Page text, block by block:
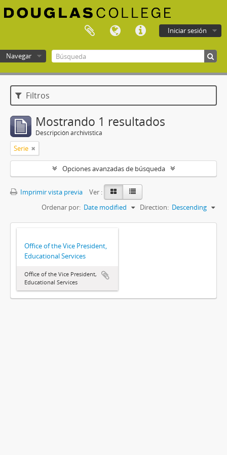
Iniciar sesión
Navegar
Filtros
Mostrando 1 resultados
Descripción archivística
Serie
Opciones avanzadas de búsqueda
Imprimir vista previa
Ver :
Ordenar por: Date modified Direction: Descending
Office of the Vice President,
Educational Services
Office of the Vice President,
Educational Services